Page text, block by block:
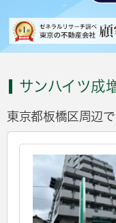
サンハイツ成
東京都板橋区周辺